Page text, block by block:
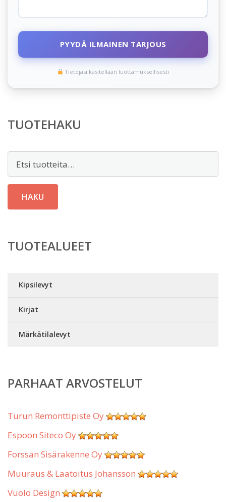
PYYDÄ ILMAINEN TARJOUS
Tietojasi käsitellään luottamuksellisesti
TUOTEHAKU
HAKU
TUOTEALUEET
Kipsilevyt
Kirjat
Märkätilalevyt
PARHAAT ARVOSTELUT
Turun Remonttipiste Oy
Espoon Siteco Oy
Forssan Sisärakenne Oy
Muuraus & Laatoitus Johansson
Vuolo Design